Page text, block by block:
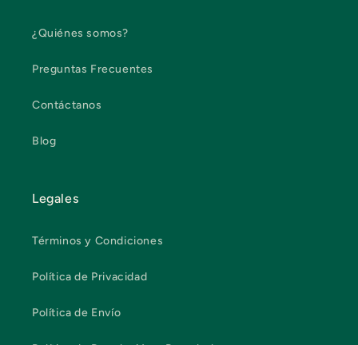
¿Quiénes somos?
Preguntas Frecuentes
Contáctanos
Blog
Legales
Términos y Condiciones
Política de Privacidad
Política de Envío